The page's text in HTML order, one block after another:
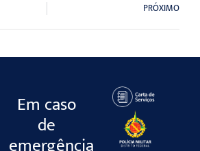
PRÓXIMO
Em caso
de